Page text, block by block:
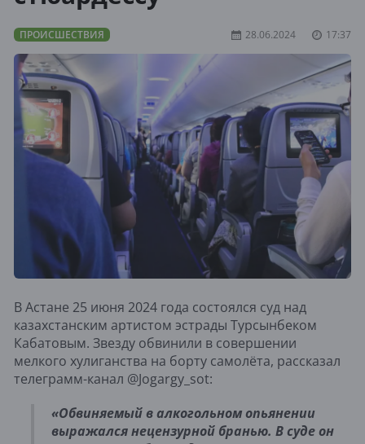
ПРОИСШЕСТВИЯ 28.06.2024 17:37
В Астане 25 июня 2024 года состоялся суд над
казахстанским артистом эстрады Турсынбеком
Кабатовым. Звезду обвинили в совершении
мелкого хулиганства на борту самолёта, рассказал
телеграмм-канал @Jogargy_sot:
«Обвиняемый в алкогольном опьянении
выражался нецензурной бранью. В суде он